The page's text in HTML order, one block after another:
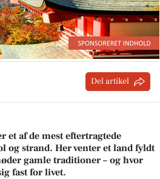
Del artikel
et af de mest eftertragtede
og strand. Her venter et land fyldt
gamle traditioner – og hvor
fast for livet.